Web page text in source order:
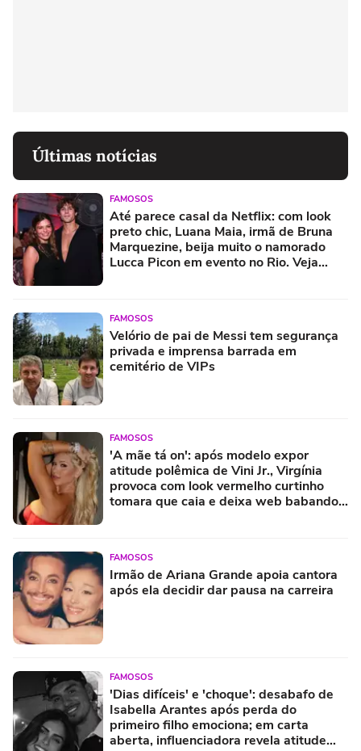
Últimas notícias
FAMOSOS
Até parece casal da Netflix: com look
preto chic, Luana Maia, irmã de Bruna
Marquezine, beija muito o namorado
Lucca Picon em evento no Rio. Veja
FAMOSOS
Velório de pai de Messi tem segurança
privada e imprensa barrada em
cemitério de VIPs
FAMOSOS
'A mãe tá on': após modelo expor
atitude polêmica de Vini Jr., Virgínia
provoca com look vermelho curtinho
tomara que caia e deixa web babando.
FAMOSOS
Irmão de Ariana Grande apoia cantora
após ela decidir dar pausa na carreira
FAMOSOS
'Dias difíceis' e 'choque': desabafo de
Isabella Arantes após perda do
primeiro filho emociona; em carta
aberta, influenciadora revela atitude